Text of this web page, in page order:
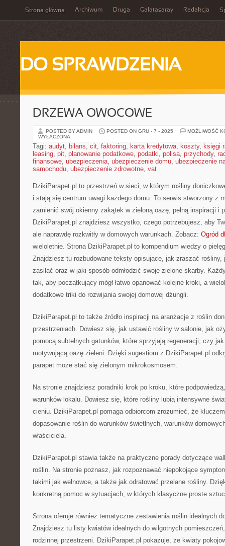
Strona główna Archiwum Druga Galatasaray Redakcja
DO SPRAWDZENIA
DRZEWA OWOCOWE
POSTED BY ADMIN POSTED ON GRU - 7 - 2025
MOŻLIWOŚĆ
WYŁĄCZONA
Tagi: audyt, bilans, cit, faktoring, karta kredytowa, koszty, księgi
leasing, pit, planowanie podatkowe, podatki, polisa, przychody,
finansowe, ubezpieczenia, ubezpieczenie domu, ubezpieczenie
samochodu, ubezpieczenie zdrowotne, vat
DzikiParapet.pl to przestrzeń w sieci, w którym rośliny
i stają się centrum uwagi każdego domu. To serwis stworzony z
zamienić swój okienny zakątek w zieloną oazę, pełną inspiracji i
DzikiParapet.pl znajdziesz wszystko, czego potrzebujesz, aby
ale naprawdę rozkwitły w domowych warunkach. Zobacz: Ogród
wieloletnie. Strona DzikiParapet.pl to kompendium wiedzy o
Znajdziesz tu rozbudowane teksty opisujące, jak zraszać rośliny,
zasilać oraz w jaki sposób odmłodzić swoje zielone skarby.
tak, aby początkujący mógł łatwo opanować kolejne kroki, a
dodatkowe triki do rozwijania swojej domowej dżungli.
DzikiParapet.pl to także źródło inspiracji na aranżacje z roślin
przestrzeniach. Dowiesz się, jak ustawić rośliny w salonie, jak
pomocą subtelnych gatunków, które sprzyjają regeneracji, czy
motywującą oazę zieleni. Dzięki sugestiom z DzikiParapet.pl
parapet może stać się zielonym mikrokosmosem.
Na stronie znajdziesz poradniki krok po kroku, które
warunków lokalu. Dowiesz się, które rośliny lubią intensywne
cieniu. DzikiParapet.pl pomaga odbiorcom zrozumieć, że
dopasowanie roślin do warunków świetlnych, warunków
właściciela.
DzikiParapet.pl stawia także na praktyczne porady dotyczące
roślin. Na stronie poznasz, jak rozpoznawać niepokojące
takimi jak wełnowce, a także jak odratować przelane rośliny.
konkretną pomoc w sytuacjach, w których klasyczne proste
Strona oferuje również tematyczne zestawienia roślin idealnych
Znajdziesz tu listy kwiatów idealnych do wilgotnych
rodzinnej przestrzeni. DzikiParapet.pl pokazuje, że kwiaty